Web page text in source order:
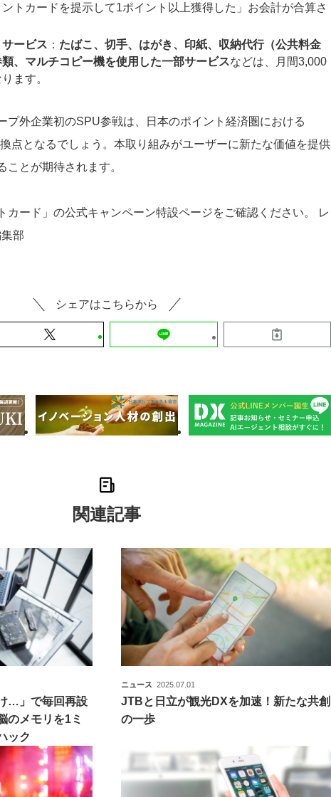
ントカードを提示して1ポイント以上獲得した」お会計が合算さ
ービス ： たばこ、切手、はがき、印紙、収納代行（公共料金
、マルチコピー機を使用した一部サービスなどは、月間3,000
ます。
プ外企業初のSPU参戦は、日本のポイント経済圏における
点となるでしょう。本取り組みがユーザーに新たな価値を提供
ことが期待されます。
カード」の公式キャンペーン特設ページをご確認ください。 レ
部
シェアはこちらから
関連記事
…」で毎回再設
のメモリを1ミ
ック
ニュース 2025.07.01
JTBと日立が観光DXを加速！新たな共創
の一歩